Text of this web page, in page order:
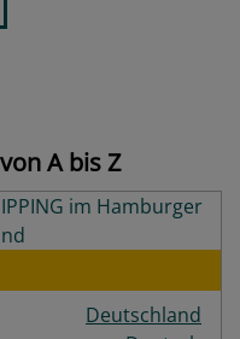
A bis Z
Deutschland